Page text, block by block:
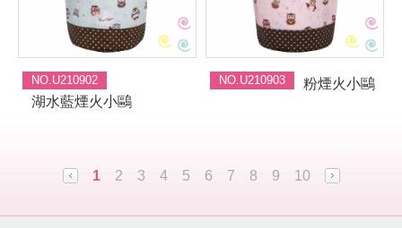
NO.U210902
湖水藍煙火小鷗
NO.U210903 粉煙火小鷗
1 2 3 4 5 6 7 8 9 10